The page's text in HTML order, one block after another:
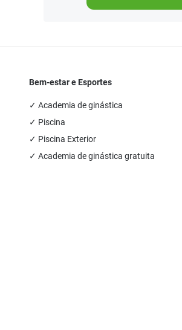
Bem-estar e Esportes
✓ Academia de ginástica
✓ Piscina
✓ Piscina Exterior
✓ Academia de ginástica gratuita